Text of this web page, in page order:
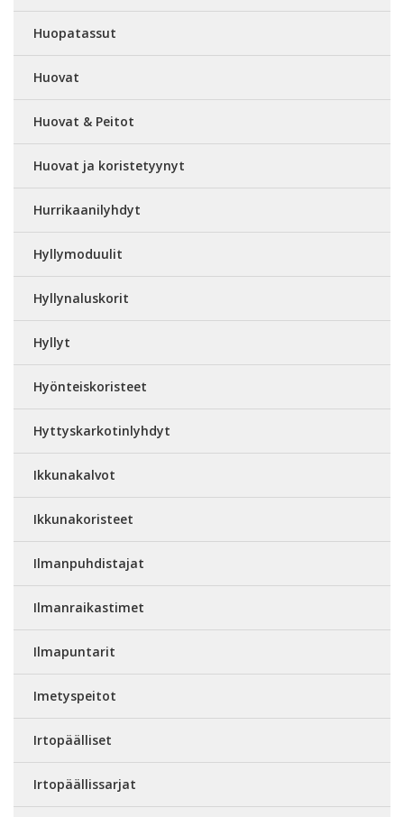
Huopatassut
Huovat
Huovat & Peitot
Huovat ja koristetyynyt
Hurrikaanilyhdyt
Hyllymoduulit
Hyllynaluskorit
Hyllyt
Hyönteiskoristeet
Hyttyskarkotinlyhdyt
Ikkunakalvot
Ikkunakoristeet
Ilmanpuhdistajat
Ilmanraikastimet
Ilmapuntarit
Imetyspeitot
Irtopäälliset
Irtopäällissarjat